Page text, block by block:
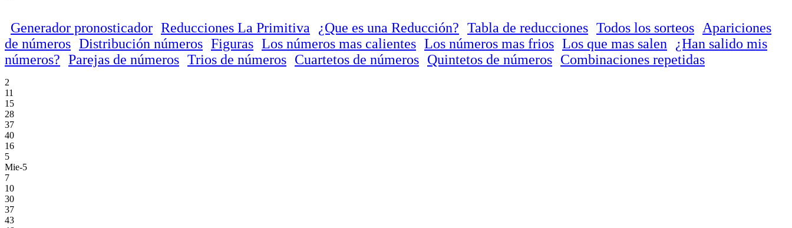
Generador pronosticador Reducciones La Primitiva ¿Que es una Reducción? Tabla de reducciones Todos los sorteos
Apariciones
de números Distribución números Figuras Los números mas calientes Los números mas frios Los que mas salen
¿Han salido mis
números? Parejas de números Trios de números Cuartetos de números Quintetos de números Combinaciones repetidas
2
11
15
28
37
40
16
5
Mie-5
7
10
30
37
43